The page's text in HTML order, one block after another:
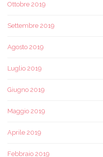
Ottobre 2019
Settembre 2019
Agosto 2019
Luglio 2019
Giugno 2019
Maggio 2019
Aprile 2019
Febbraio 2019